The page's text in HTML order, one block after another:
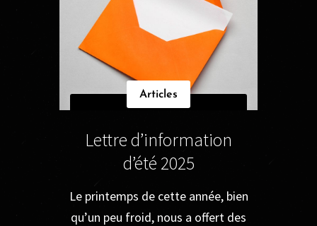
Articles
Lettre d’information
d’été 2025
Le printemps de cette année, bien
qu’un peu froid, nous a offert des